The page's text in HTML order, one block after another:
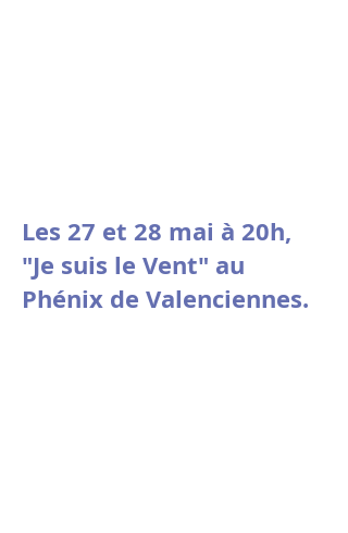
Les 27 et 28 mai à 20h,
"Je suis le Vent" au
Phénix de Valenciennes.